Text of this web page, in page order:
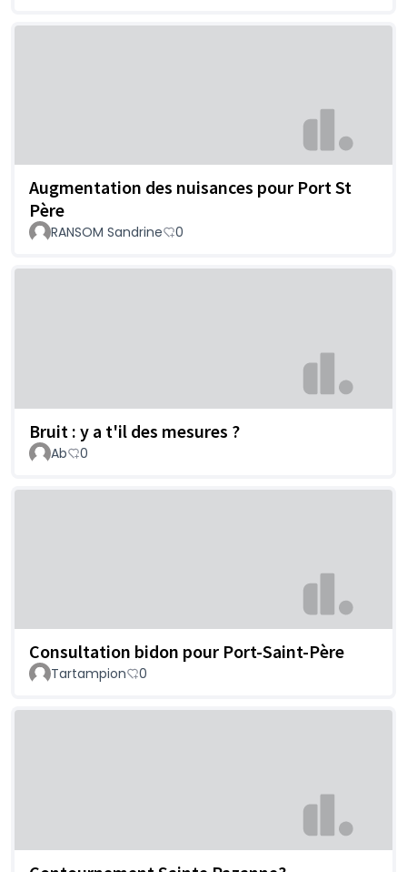
Augmentation des nuisances pour Port St
Père
RANSOM Sandrine 0
Bruit : y a t'il des mesures ?
Ab 0
Consultation bidon pour Port-Saint-Père
Tartampion 0